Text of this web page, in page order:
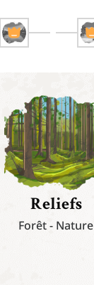
Reliefs
Forêt- Nature